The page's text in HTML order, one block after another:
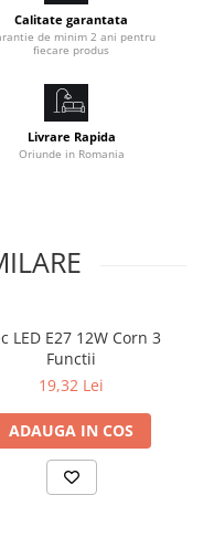
Calitate garantata
de minim 2 ani pentru
fiecare produs
Livrare Rapida
Oriunde in Romania
LED E27 12W Corn 3
Functii
19,32 Lei
ADAUGA IN COS